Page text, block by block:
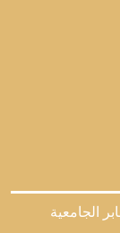
الجامعية